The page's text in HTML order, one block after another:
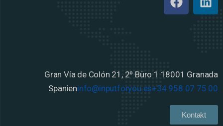
Gran Vía de Colón 21, 2º Büro 1 18001 Granada
Spanieninfo@inputforyou.es+34 958 07 75 00
Kontakt